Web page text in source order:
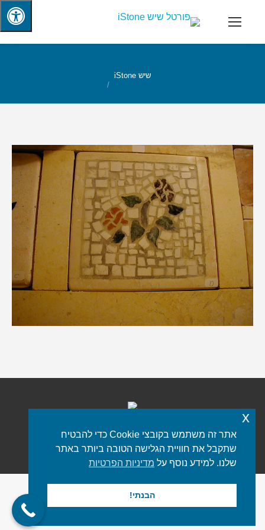
שיש iStone
כל הזכויות שמורות © 2021 iStone
פורטל שיש
תפריט תחתון
אתר זה משתמש בקובצי Cookie כדי להבטיח
שתקבל את חוויית הגלישה הטובה ביותר באתר
שלנו. למידע נוסף על מדיניות הפרטיות
הבנתי!
x